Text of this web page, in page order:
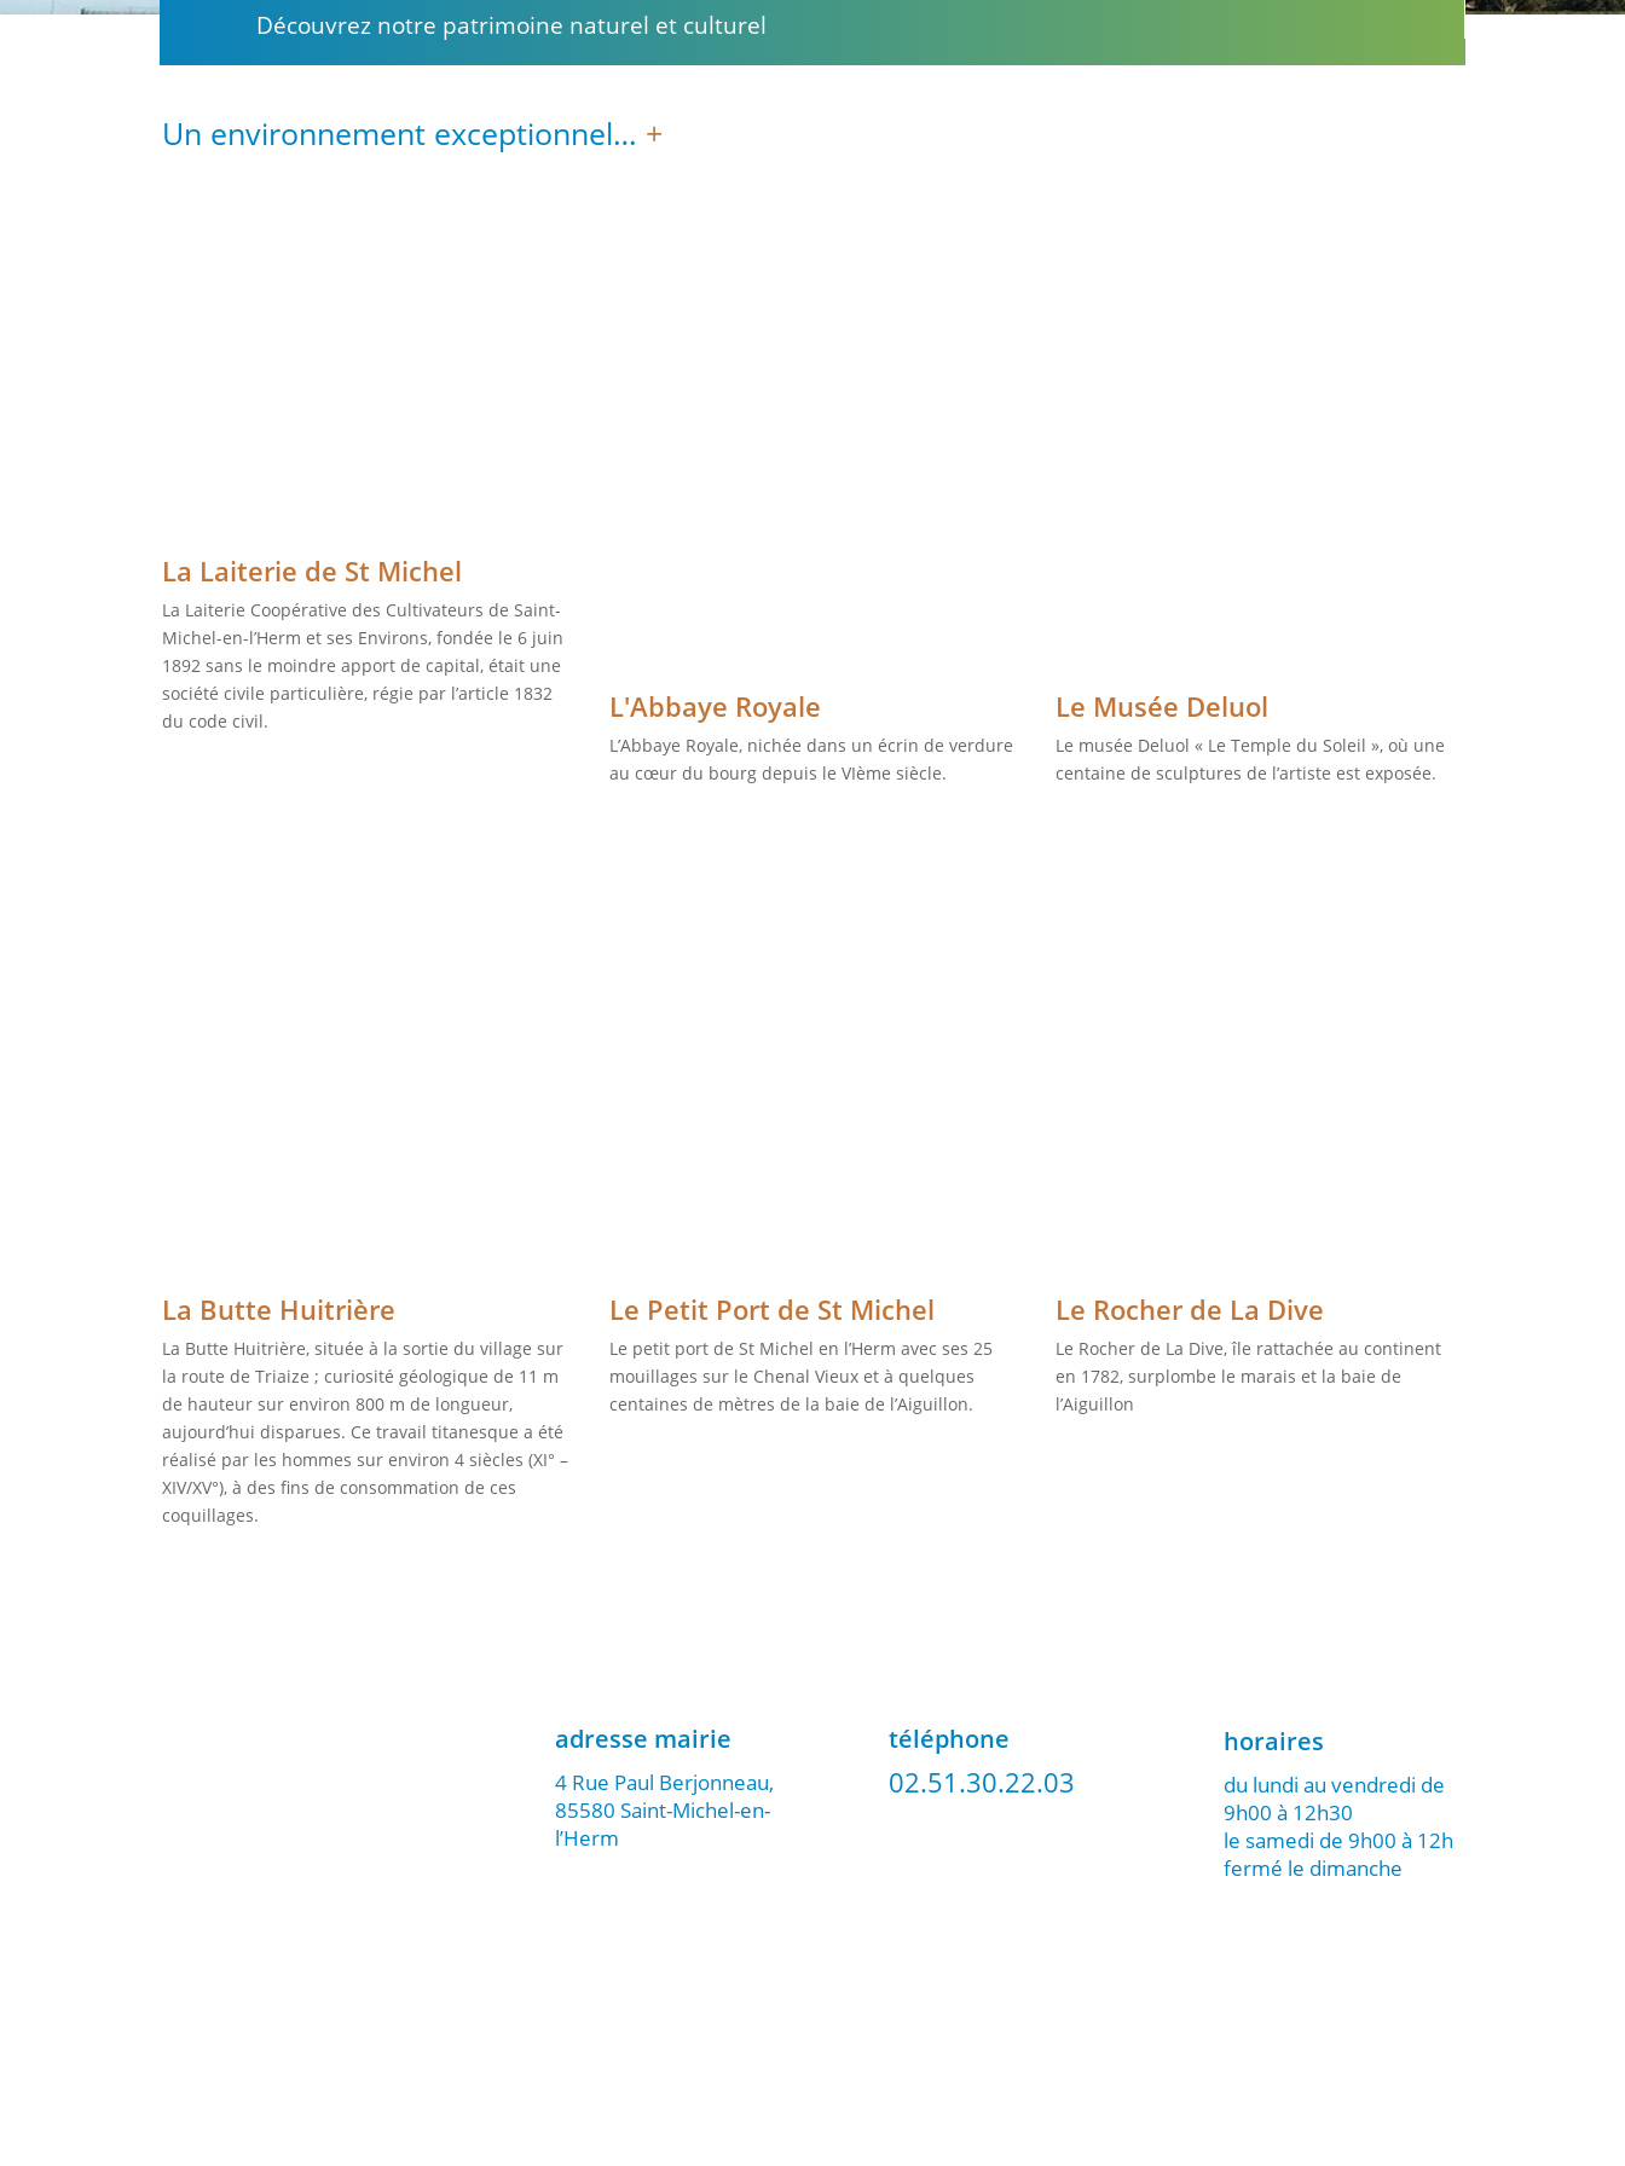
Découvrez notre patrimoine naturel et culturel
Un environnement exceptionnel… +
La Laiterie de St Michel
La Laiterie Coopérative des Cultivateurs de Saint-
Michel-en-l’Herm et ses Environs, fondée le 6 juin
1892 sans le moindre apport de capital, était une
société civile particulière, régie par l’article 1832
du code civil.
L'Abbaye Royale
L’Abbaye Royale, nichée dans un écrin de verdure
au cœur du bourg depuis le VIème siècle.
Le Musée Deluol
Le musée Deluol « Le Temple du Soleil », où une
centaine de sculptures de l’artiste est exposée.
La Butte Huitrière
La Butte Huitrière, située à la sortie du village sur
la route de Triaize ; curiosité géologique de 11 m
de hauteur sur environ 800 m de longueur,
aujourd’hui disparues. Ce travail titanesque a été
réalisé par les hommes sur environ 4 siècles (XI° –
XIV/XV°), à des fins de consommation de ces
coquillages.
Le Petit Port de St Michel
Le petit port de St Michel en l’Herm avec ses 25
mouillages sur le Chenal Vieux et à quelques
centaines de mètres de la baie de l’Aiguillon.
Le Rocher de La Dive
Le Rocher de La Dive, île rattachée au continent
en 1782, surplombe le marais et la baie de
l’Aiguillon
adresse mairie
4 Rue Paul Berjonneau,
85580 Saint-Michel-en-
l’Herm
téléphone
02.51.30.22.03
horaires
du lundi au vendredi de
9h00 à 12h30
le samedi de 9h00 à 12h
fermé le dimanche